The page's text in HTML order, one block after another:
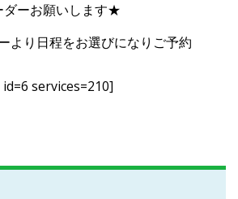
ーお願いします★
より日程をお選びになりご予約
services=210]